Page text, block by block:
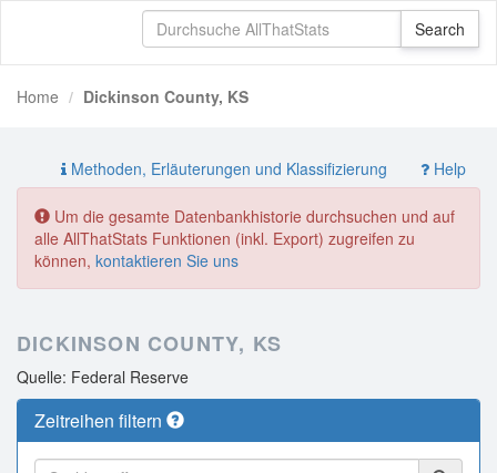
Home Dickinson County, KS
Methoden, Erläuterungen und Klassifizierung Help
Um die gesamte Datenbankhistorie durchsuchen und auf
alle AllThatStats Funktionen (inkl. Export) zugreifen zu
können, kontaktieren Sie uns
DICKINSON COUNTY, KS
Quelle: Federal Reserve
Zeitreihen filtern